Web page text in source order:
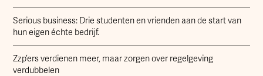
Serious business: Drie studenten en vrienden aan de start van
hun eigen échte bedrijf.
Zzp’ers verdienen meer, maar zorgen over regelgeving
verdubbelen